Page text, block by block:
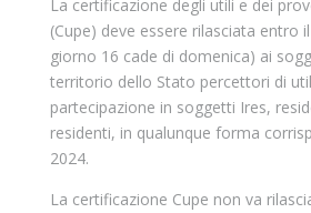
La certificazione degli utili e dei
(Cupe) deve essere rilasciata entro
giorno 16 cade di domenica) ai
territorio dello Stato percettori di
partecipazione in soggetti Ires,
residenti, in qualunque forma
2024.
La certificazione Cupe non va